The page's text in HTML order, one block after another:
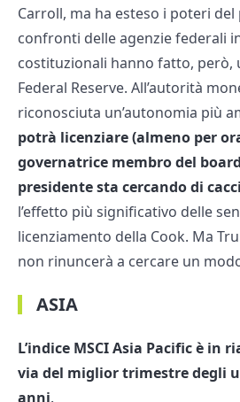
Carroll, ma ha esteso i poteri
confronti delle agenzie federali
costituzionali hanno fatto, però,
Federal Reserve. All’autorità
riconosciuta un’autonomia più
potrà licenziare (almeno per
governatrice membro del
presidente sta cercando di
l’effetto più significativo delle
licenziamento della Cook. Ma
non rinuncerà a cercare un
ASIA
L’indice MSCI Asia Pacific è in
via del miglior trimestre degli
anni.